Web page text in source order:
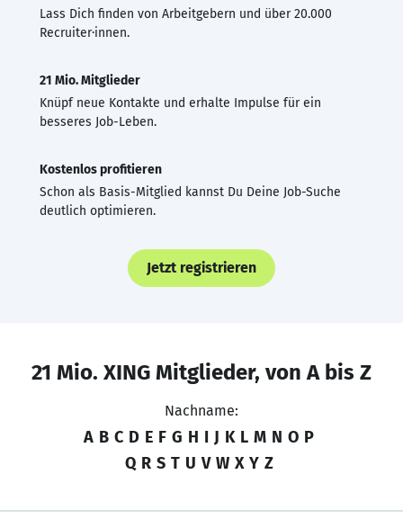
Lass Dich finden von Arbeitgebern und über 20.000
Recruiter·innen.
21 Mio. Mitglieder
Knüpf neue Kontakte und erhalte Impulse für ein
besseres Job-Leben.
Kostenlos profitieren
Schon als Basis-Mitglied kannst Du Deine Job-Suche
deutlich optimieren.
Jetzt registrieren
21 Mio. XING Mitglieder, von A bis Z
Nachname:
A B C D E F G H I J K L M N O P
Q R S T U V W X Y Z